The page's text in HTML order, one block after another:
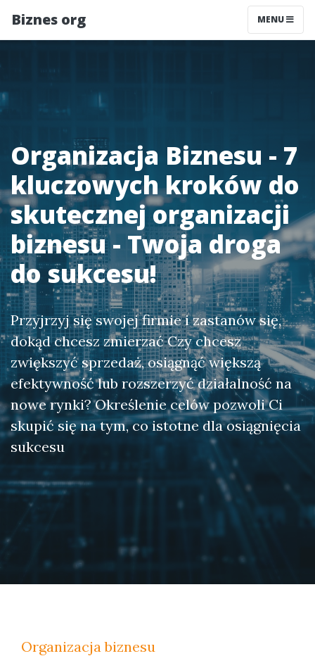
Biznes org MENU
Organizacja Biznesu - 7
kluczowych kroków do
skutecznej organizacji
biznesu - Twoja droga
do sukcesu!
Przyjrzyj się swojej firmie i zastanów się,
dokąd chcesz zmierzać Czy chcesz
zwiększyć sprzedaż, osiągnąć większą
efektywność lub rozszerzyć działalność na
nowe rynki? Określenie celów pozwoli Ci
skupić się na tym, co istotne dla osiągnięcia
sukcesu
Organizacja biznesu